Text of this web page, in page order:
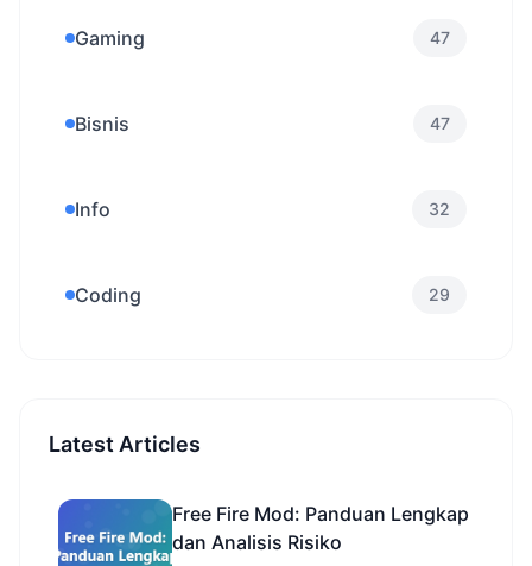
Gaming 47
Bisnis 47
Info 32
Coding 29
Latest Articles
Free Fire Mod: Panduan Lengkap
dan Analisis Risiko